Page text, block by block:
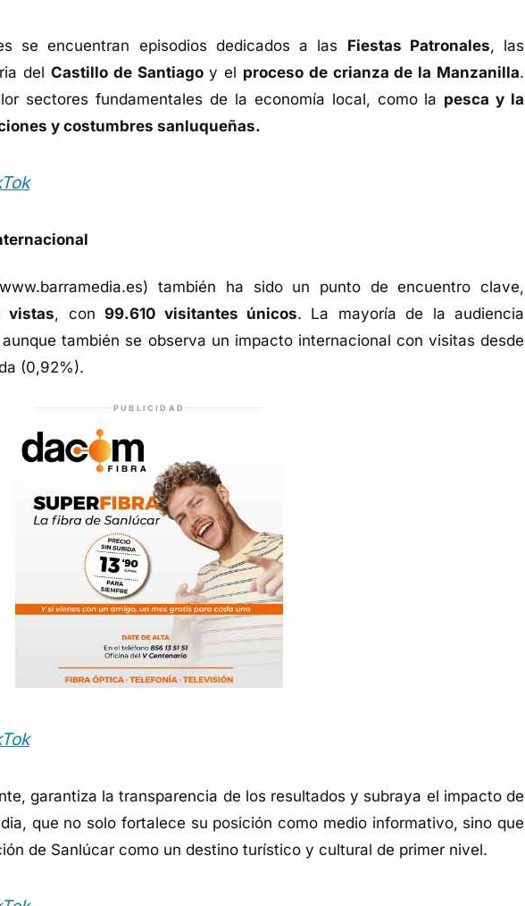
se encuentran episodios dedicados a las Fiestas Patronales, las
del Castillo de Santiagoy el proceso de crianza de la Manzanilla.
sectores fundamentales de la economía local, como la pesca y la
y costumbres sanluqueñas.
también ha sido un punto de encuentro clave,
vistas, con99.610 visitantes únicos. La mayoría de la audiencia
también se observa un impacto internacional con visitas desde
(0,92%).
PUBLICIDAD
garantiza la transparencia de los resultados y subraya el impacto de
que no solo fortalece su posición como medio informativo, sino que
de Sanlúcar como un destino turístico y cultural de primer nivel.